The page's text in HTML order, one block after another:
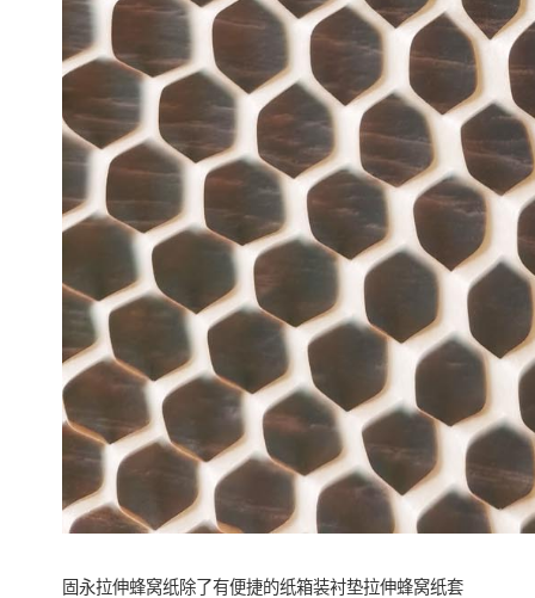
固永拉伸蜂窝纸除了有便捷的纸箱装衬垫拉伸蜂窝纸套